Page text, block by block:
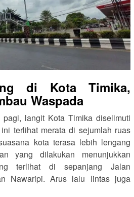
di Kota Timika,
Waspada
pagi, langit Kota Timika diselimuti
terlihat merata di sejumlah ruas
kota terasa lebih lengang
yang dilakukan menunjukkan
terlihat di sepanjang Jalan
Nawaripi. Arus lalu lintas juga